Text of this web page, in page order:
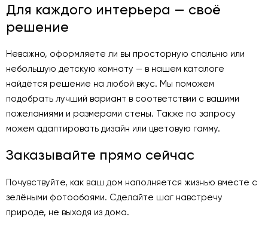
Для каждого интерьера — своё
решение
Неважно, оформляете ли вы просторную спальню или
небольшую детскую комнату — в нашем каталоге
найдётся решение на любой вкус. Мы поможем
подобрать лучший вариант в соответствии с вашими
пожеланиями и размерами стены. Также по запросу
можем адаптировать дизайн или цветовую гамму.
Заказывайте прямо сейчас
Почувствуйте, как ваш дом наполняется жизнью вместе с
зелёными фотообоями. Сделайте шаг навстречу
природе, не выходя из дома.